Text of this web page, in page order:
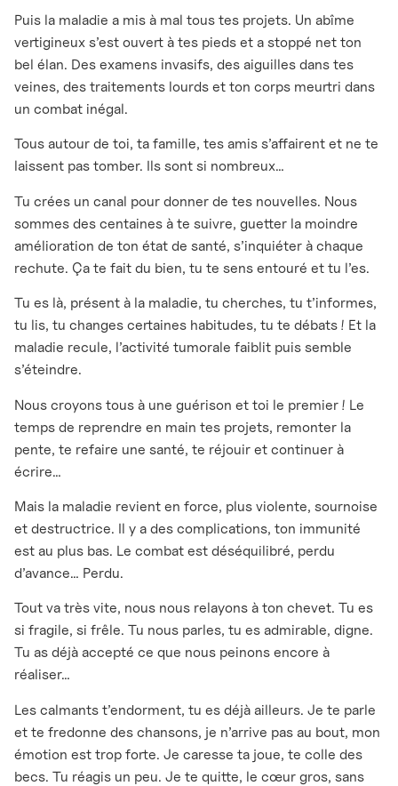
Puis la maladie a mis à mal tous tes projets. Un abîme
vertigineux s’est ouvert à tes pieds et a stoppé net ton
bel élan. Des examens invasifs, des aiguilles dans tes
veines, des traitements lourds et ton corps meurtri dans
un combat inégal.
Tous autour de toi, ta famille, tes amis s’affairent et ne te
laissent pas tomber. Ils sont si nombreux…
Tu crées un canal pour donner de tes nouvelles. Nous
sommes des centaines à te suivre, guetter la moindre
amélioration de ton état de santé, s’inquiéter à chaque
rechute. Ça te fait du bien, tu te sens entouré et tu l’es.
Tu es là, présent à la maladie, tu cherches, tu t’informes,
tu lis, tu changes certaines habitudes, tu te débats ! Et la
maladie recule, l’activité tumorale faiblit puis semble
s’éteindre.
Nous croyons tous à une guérison et toi le premier ! Le
temps de reprendre en main tes projets, remonter la
pente, te refaire une santé, te réjouir et continuer à
écrire…
Mais la maladie revient en force, plus violente, sournoise
et destructrice. Il y a des complications, ton immunité
est au plus bas. Le combat est déséquilibré, perdu
d’avance… Perdu.
Tout va très vite, nous nous relayons à ton chevet. Tu es
si fragile, si frêle. Tu nous parles, tu es admirable, digne.
Tu as déjà accepté ce que nous peinons encore à
réaliser…
Les calmants t’endorment, tu es déjà ailleurs. Je te parle
et te fredonne des chansons, je n’arrive pas au bout, mon
émotion est trop forte. Je caresse ta joue, te colle des
becs. Tu réagis un peu. Je te quitte, le cœur gros, sans